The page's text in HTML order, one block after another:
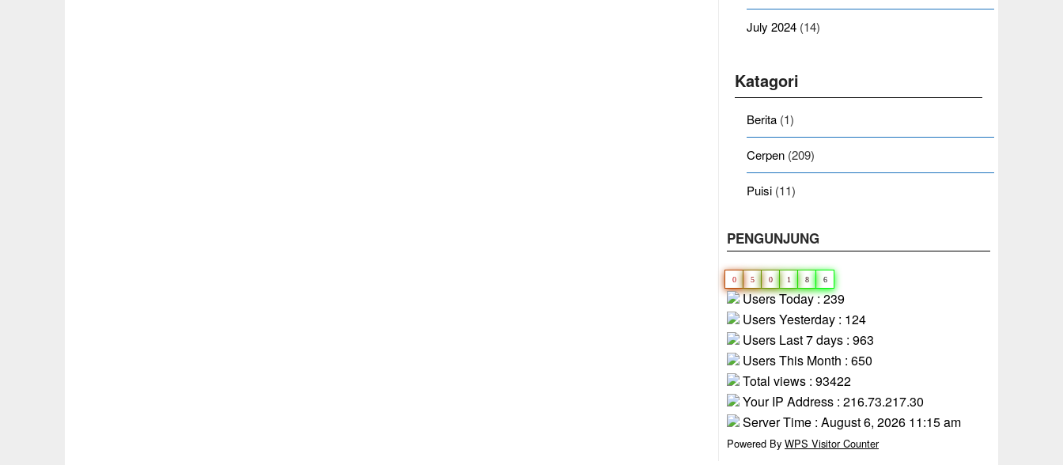
July 2024(14)
Katagori
Berita(1)
Cerpen(209)
Puisi(11)
PENGUNJUNG
0 5 0 1 8 6
Users Today : 239
Users Yesterday : 124
Users Last 7 days : 963
Users This Month : 650
Total views : 93422
Your IP Address : 216.73.217.30
Server Time : August 6, 2026 11:15 am
Powered By WPS Visitor Counter